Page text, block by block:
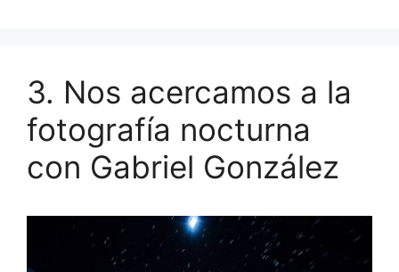
3. Nos acercamos a la
fotografía nocturna
con Gabriel González